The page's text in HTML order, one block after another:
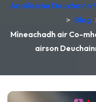
Anailisiche Deuchainn
> Blog
Mìneachadh air Co-
airson